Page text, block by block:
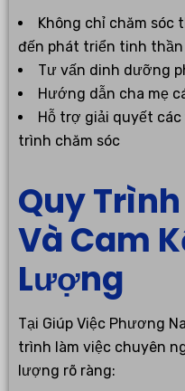
Không chỉ chăm sóc
đến phát triển tinh thần
Tư vấn dinh dưỡng
Hướng dẫn cha mẹ
Hỗ trợ giải quyết
trình chăm sóc
Quy
Và Cam
Lượng
Tại Giúp Việc Phương
trình làm việc chuyên
lượng rõ ràng: